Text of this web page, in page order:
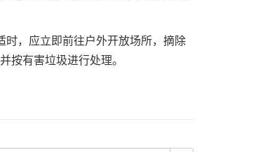
，应立即前往户外开放场所，摘除
按有害垃圾进行处理。